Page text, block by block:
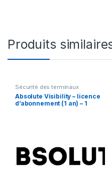
Produits
Sécurité des terminaux
Absolute Visibility – licence
d’abonnement (1 an) – 1